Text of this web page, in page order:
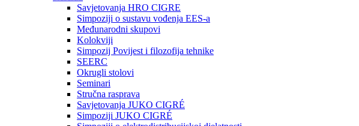
Savjetovanja HRO CIGRE
Simpoziji o sustavu vođenja EES-a
Međunarodni skupovi
Kolokviji​
Simpozij Povijest i filozofija tehnike
SEERC
Okrugli stolovi
Seminari​
Stručna rasprava​
Savjetovanja JUKO CIGRÉ
Simpoziji JUKO CIGRÉ